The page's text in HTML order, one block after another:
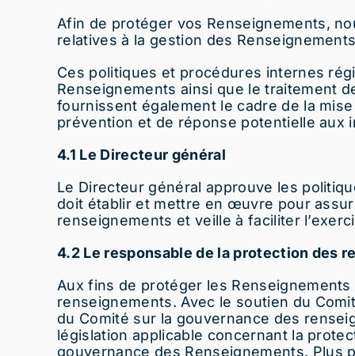
Afin de protéger vos Renseignements,
relatives à la gestion des
Ces politiques et procédures internes
Renseignements ainsi que le traitement
fournissent également le cadre de la
prévention et de réponse potentielle aux
4.1 Le Directeur général
Le Directeur général approuve les
doit établir et mettre en œuvre pour
renseignements et veille à faciliter
4.2 Le responsable de la protection des
Aux fins de protéger les
renseignements. Avec le soutien du
du Comité sur la gouvernance des
législation applicable concernant la
gouvernance des Renseignements.